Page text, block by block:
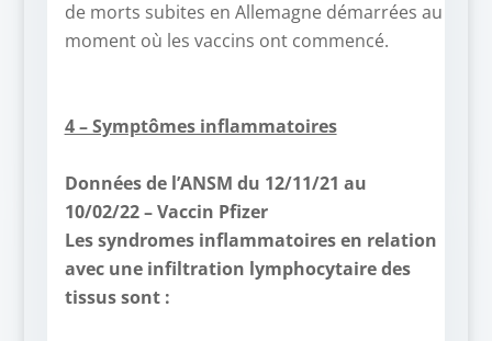
de morts subites en Allemagne démarrées au
moment où les vaccins ont commencé.
4 – Symptômes inflammatoires
Données de l’ANSM du 12/11/21 au
10/02/22 – Vaccin Pfizer
Les syndromes inflammatoires en relation
avec une infiltration lymphocytaire des
tissus sont :